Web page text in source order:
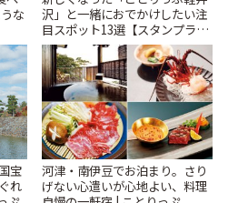
な
り
沢」と一緒におでかけしたい注
目スポット13選【スタンプラリ
ー開催中】 | ことりっぷ
宝
れ
河津・南伊豆でお泊まり。さり
げない心遣いが心地よい、料理